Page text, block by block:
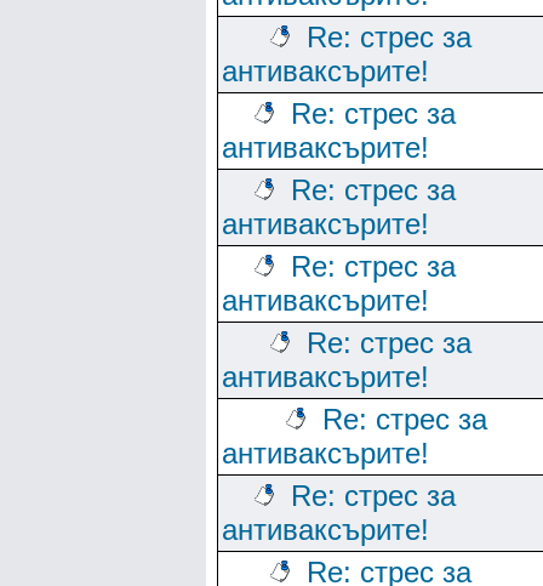
Re: стрес за
антиваксърите!
Re: стрес за
антиваксърите!
Re: стрес за
антиваксърите!
Re: стрес за
антиваксърите!
Re: стрес за
антиваксърите!
Re: стрес за
антиваксърите!
Re: стрес за
антиваксърите!
Re: стрес за